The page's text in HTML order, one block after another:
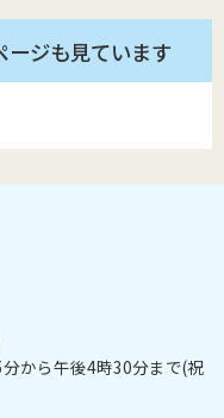
ージも見ています
から午後4時30分まで(祝